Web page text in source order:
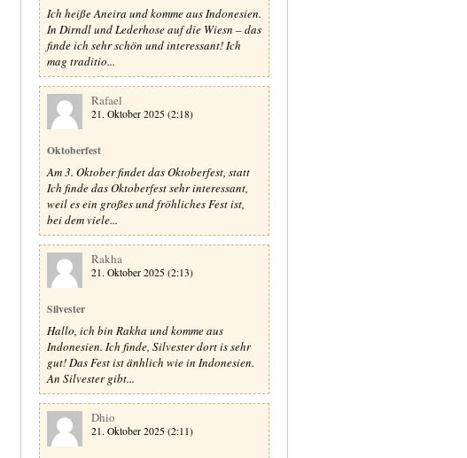
Ich heiße Aneira und komme aus Indonesien.
In Dirndl und Lederhose auf die Wiesn – das
finde ich sehr schön und interessant! Ich
mag traditio...
Rafael
21. Oktober 2025 (2:18)
Oktoberfest
Am 3. Oktober findet das Oktoberfest, statt
Ich finde das Oktoberfest sehr interessant,
weil es ein großes und fröhliches Fest ist,
bei dem viele...
Rakha
21. Oktober 2025 (2:13)
Silvester
Hallo, ich bin Rakha und komme aus
Indonesien. Ich finde, Silvester dort is sehr
gut! Das Fest ist änhlich wie in Indonesien.
An Silvester gibt...
Dhio
21. Oktober 2025 (2:11)